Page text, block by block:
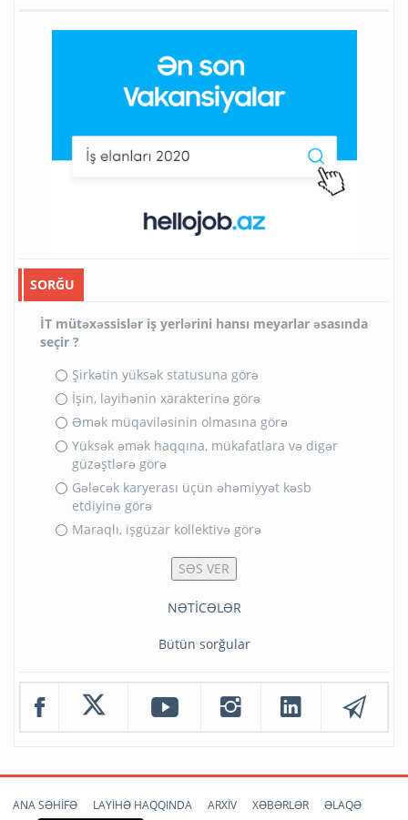
SORĞU
İT mütəxəssislər iş yerlərini hansı meyarlar əsasında
seçir ?
Şirkətin yüksək statusuna görə
İşin, layihənin xarakterinə görə
Əmək müqaviləsinin olmasına görə
Yüksək əmək haqqına, mükafatlara və digər
güzəştlərə görə
Gələcək karyerası üçün əhəmiyyət kəsb
etdiyinə görə
Maraqlı, işgüzar kollektivə görə
NƏTİCƏLƏR
Bütün sorğular
ANA SƏHİFƏ LAYİHƏ HAQQINDA ARXİV XƏBƏRLƏR ƏLAQƏ